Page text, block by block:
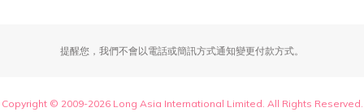
提醒您，我們不會以電話或簡訊方式通知變更付款方式。
Copyright © 2009-2026 Long Asia International Limited. All Rights Reserved.